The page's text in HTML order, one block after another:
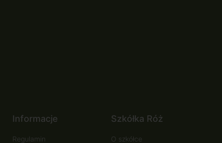
Informacje
Regulamin
Szkółka Róż
O szkółce